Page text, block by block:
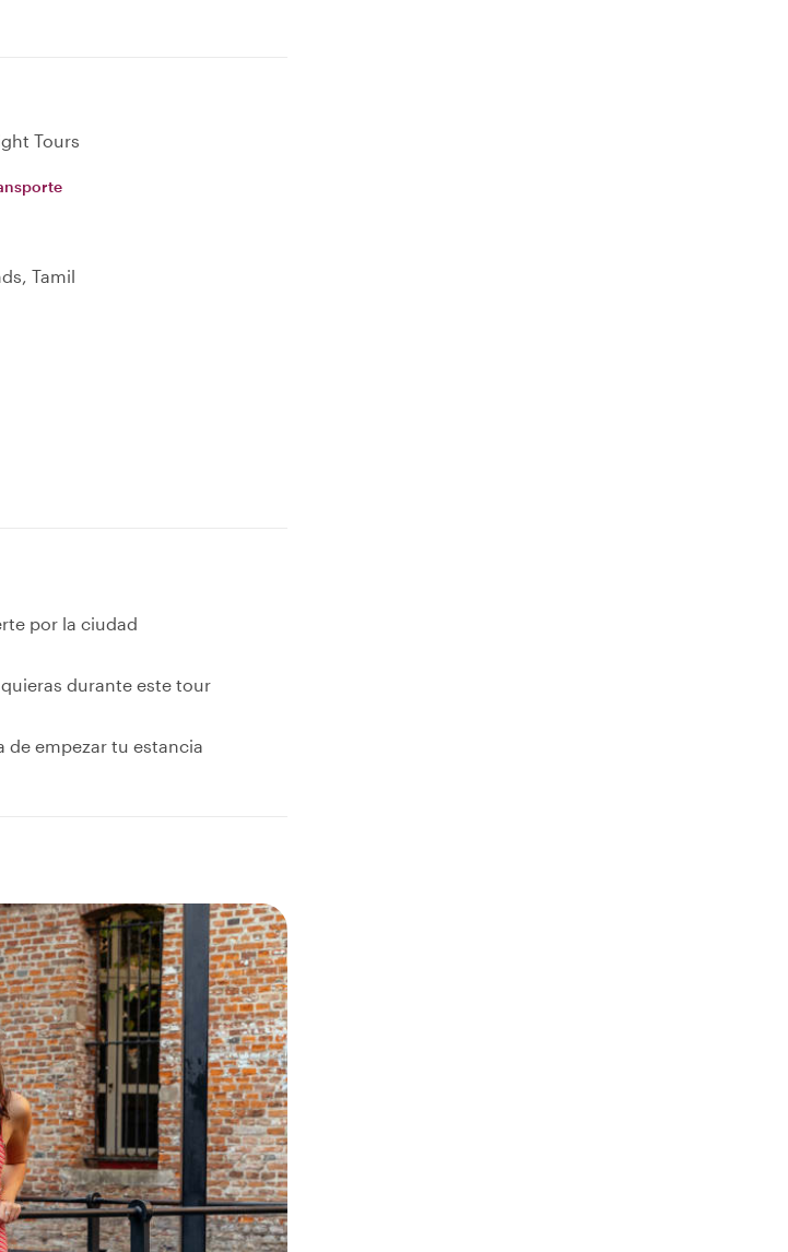
Tours
Tamil
por la ciudad
durante este tour
de empezar tu estancia